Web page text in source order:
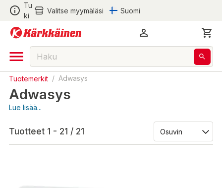
Tu
ki
Valitse myymäläsi Suomi
Tuotemerkit / Adwasys
Adwasys
Lue lisää...
Tuotteet 1 - 21 / 21